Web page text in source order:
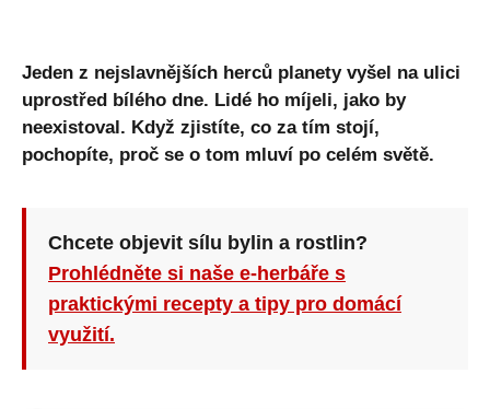
Jeden z nejslavnějších herců planety vyšel na ulici
uprostřed bílého dne. Lidé ho míjeli, jako by
neexistoval. Když zjistíte, co za tím stojí,
pochopíte, proč se o tom mluví po celém světě.
Chcete objevit sílu bylin a rostlin?
Prohlédněte si naše e-herbáře s
praktickými recepty a tipy pro domácí
využití.